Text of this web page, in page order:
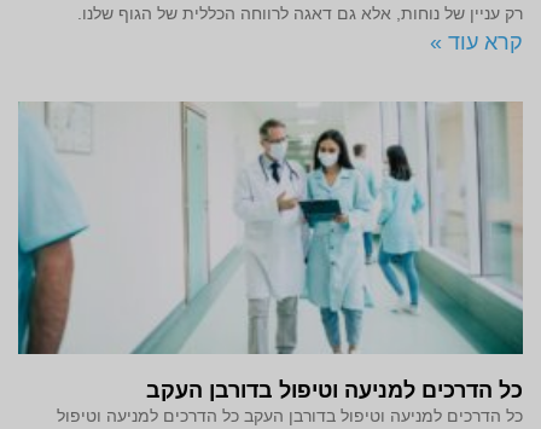
רק עניין של נוחות, אלא גם דאגה לרווחה הכללית של הגוף שלנו.
קרא עוד »
כל הדרכים למניעה וטיפול בדורבן העקב
כל הדרכים למניעה וטיפול בדורבן העקב כל הדרכים למניעה וטיפול